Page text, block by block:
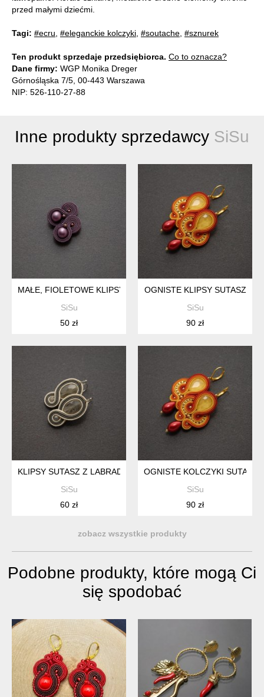
przed małymi dziećmi.
Tagi: #ecru #eleganckie kolczyki #soutache #sznurek
Ten produkt sprzedaje przedsiębiorca. Co to oznacza?
Dane firmy: WGP Monika Dreger
Górnośląska 7/5, 00-443 Warszawa
NIP: 526-110-27-88
Inne produkty sprzedawcy SiSu
MAŁE, FIOLETOWE KLIPSY SUTASZ
SiSu
50 zł
OGNISTE KLIPSY SUTASZ
SiSu
90 zł
KLIPSY SUTASZ Z LABRADORYTAMI
SiSu
60 zł
OGNISTE KOLCZYKI SUTASZ
SiSu
90 zł
zobacz wszystkie produkty
Podobne produkty, które mogą Ci
się spodobać